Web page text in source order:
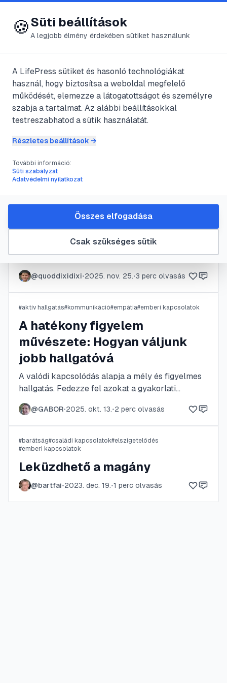
😍 LifePress
🏷️#emberi
kapcsolatok
3cikk található ezzel a címkével
#bocsánatkérés#kommunikáció
#emberi kapcsolatok
A bocsánatkérés művészete:
Lépések a sikeres
Egy őszinte bocsánatkérés képes helyreállítani a
megtört bizalmat és megerősíteni a
kapcsolatokat. Fedezze fel, hogyan kérhet
hatékonyan bocsánatot a felelősségvállalástól
kezdve a megfelelő szavak megválasztásán át a
tettekkel való bizonyításig. Ismerje meg a
hogy a megbékélés valóban sikeres legyen.
@quoddixidixi•2025. nov. 25.•3 perc olvasás
#aktív hallgatás#kommunikáció#empátia#emberi kapcsolatok
A hatékony figyelem
művészete: Hogyan váljunk
jobb hallgatóvá
A valódi kapcsolódás alapja a mély és figyelmes
hallgatás. Fedezze fel azokat a gyakorlati
technikákat és a tudatos hozzáállást, amelyek
segítségével nemcsak meghallja, hanem meg is
érti a másik embert, megerősítve ezzel emberi
kapcsolatait.
@GABOR•2025. okt. 13.•2 perc olvasás
#barátság#családi kapcsolatok#elszigetelődés
#emberi kapcsolatok
Leküzdhető a magány
@bartfai•2023. dec. 19.•1 perc olvasás
🍪Süti beállítások
A legjobb élmény érdekében sütiket használunk
A LifePress sütiket és hasonló technológiákat
használ, hogy biztosítsa a weboldal megfelelő
működését, elemezze a látogatottságot és személyre
szabja a tartalmat. Az alábbi beállításokkal
testreszabhatod a sütik használatát.
Részletes beállítások →
További információ:
Süti szabályzat
Adatvédelmi nyilatkozat
Csak szükséges sütik
Összes elfogadása